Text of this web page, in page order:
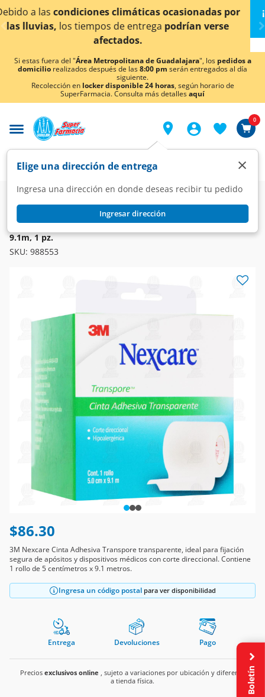
< div class="carousel-inner">
por
verse
¡Ahora también en Aguascalientes!Da
conocer detalles.
Si estas fuera del "Área Metropolitana de Guadalajara", los pedidos a
domicilio realizados después de las8:00 pm serán entregados al día
siguiente.
Recolección en locker disponible 24 horas, según horario de
SuperFarmacia. Consulta más detallesaquí
Elige una dirección de entrega
Ingresa una dirección en donde deseas recibir tu pedido
Ingresar dirección
×
0
Farmacia Curaciones Cintas y Parches Adhesivos
3M Nexcare Cinta Adhesiva Transpore Transparente 5.0cm x
9.1m, 1 pz.
SKU: 988553
$86.30
3M Nexcare Cinta Adhesiva Transpore transparente, ideal para fijación
segura de apósitos y dispositivos médicos con corte direccional. Contiene
1 rollo de 5 centímetros x 9.1 metros.
Ingresa un código postal para ver disponibilidad
Entrega Devoluciones Pago
Precios exclusivos online , sujeto a variaciones por ubicación y diferente
a tienda física.
Boletín